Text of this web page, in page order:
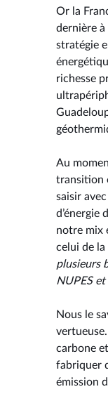
Or la
dernière à
stratégie
richesse
Au
transition
saisir
d’énergie
notre mix
celui de la
plusieurs
NUPES et
Nous le
carbone
fabriquer
émission